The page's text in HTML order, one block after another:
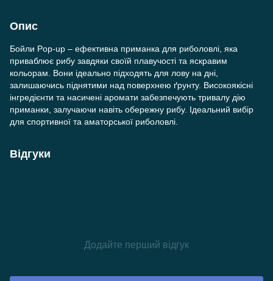
Опис
Бойли Pop-up – ефективна приманка для риболовлі, яка
приваблює рибу завдяки своїй плавучості та яскравим
кольорам. Вони ідеально підходять для лову на дні,
залишаючись піднятими над поверхнею ґрунту. Високоякісні
інгредієнти та насичені аромати забезпечують тривалу дію
приманки, залучаючи навіть обережну рибу. Ідеальний вибір
для спортивної та аматорської риболовлі.
Відгуки
Додайте перший відгук